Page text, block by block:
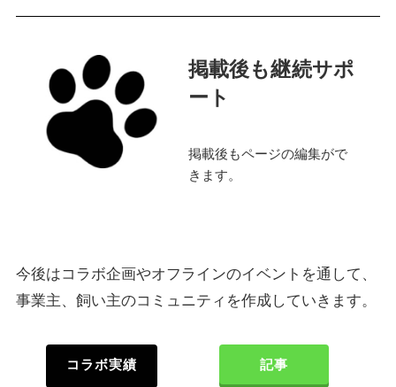
掲載後も継続サポ
ート
掲載後もページの編集がで
きます。
今後はコラボ企画やオフラインのイベントを通して、
事業主、飼い主のコミュニティを作成していきます。
コラボ実績 記事